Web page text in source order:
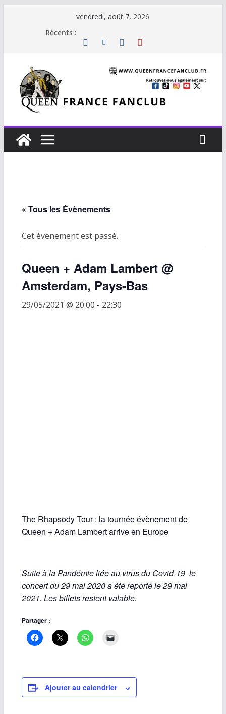
vendredi, août 7, 2026
Récents :
« Tous les Évènements
Cet évènement est passé.
Queen + Adam Lambert @
Amsterdam, Pays-Bas
29/05/2021 @ 20:00 - 22:30
The Rhapsody Tour : la tournée évènement de
Queen + Adam Lambert arrive en Europe
Suite à la Pandémie liée au virus du Covid-19 le
concert du 29 mai 2020 a été reporté le 29 mai
2021. Les billets restent valable.
Partager :
Ajouter au calendrier